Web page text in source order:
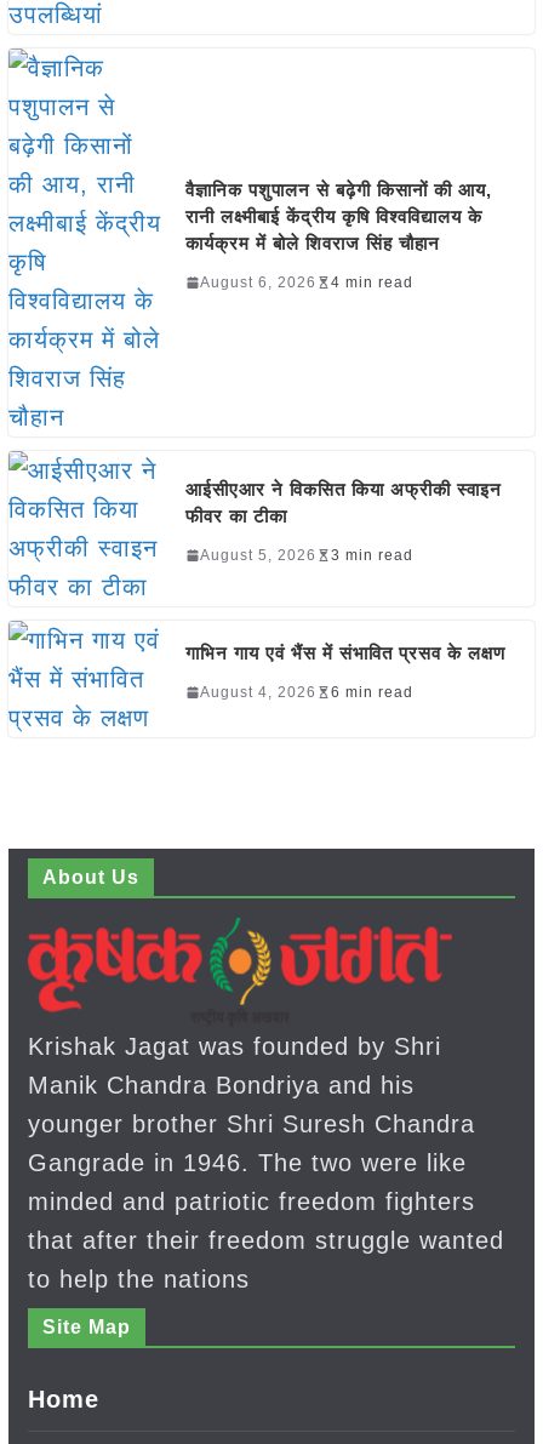
वैज्ञानिक पशुपालन से बढ़ेगी किसानों की आय,
रानी लक्ष्मीबाई केंद्रीय कृषि विश्वविद्यालय के
कार्यक्रम में बोले शिवराज सिंह चौहान
August 6, 2026 4 min read
आईसीएआर ने विकसित किया अफ्रीकी स्वाइन
फीवर का टीका
August 5, 2026 3 min read
गाभिन गाय एवं भैंस में संभावित प्रसव के लक्षण
August 4, 2026 6 min read
About Us
Krishak Jagat was founded by Shri
Manik Chandra Bondriya and his
younger brother Shri Suresh Chandra
Gangrade in 1946. The two were like
minded and patriotic freedom fighters
that after their freedom struggle wanted
to help the nations
Site Map
Home